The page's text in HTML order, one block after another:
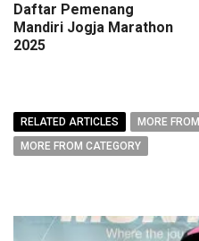
Daftar Pemenang
Mandiri Jogja Marathon
2025
RELATED ARTICLES
MORE
MORE FROM CATEGORY